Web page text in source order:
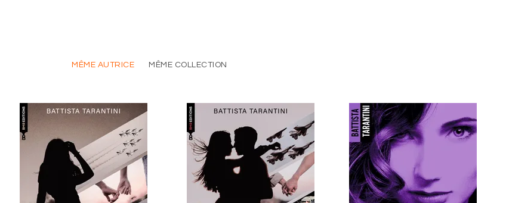
MÊME AUTRICE MÊME COLLECTION